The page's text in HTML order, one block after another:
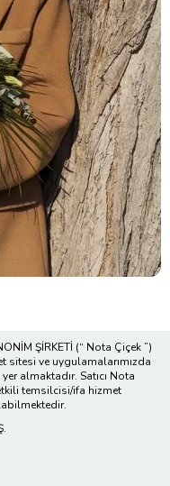
ŞİRKETİ (“ Nota Çiçek ”)
sitesi ve uygulamalarımızda
almaktadır. Satıcı Nota
temsilcisi/ifa hizmet